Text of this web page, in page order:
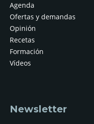
Agenda
Ofertas y demandas
Opinión
Recetas
Formación
Vídeos
Newsletter